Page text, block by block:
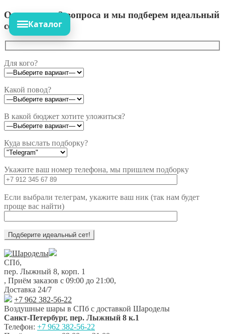
Ответьте на 3 вопроса и мы подберем идеальный
сет!
Для кого?
Какой повод?
В какой бюджет хотите уложиться?
Куда выслать подборку?
Укажите ваш номер телефона, мы пришлем подборку
Если выбрали телеграм, укажите ваш ник (так нам будет
проще вас найти)
Перейти
к
навигации
Перейти
к
содержимому
СПб,
пер. Лыжный 8, корп. 1
, Приём заказов с 09:00 до 21:00,
Доставка 24/7
+7 962 382-56-22
Воздушные шары в СПб с доставкой Шароделы
Санкт-Петербург, пер. Лыжный 8 к.1
Телефон: +7 962 382-56-22
Каталог